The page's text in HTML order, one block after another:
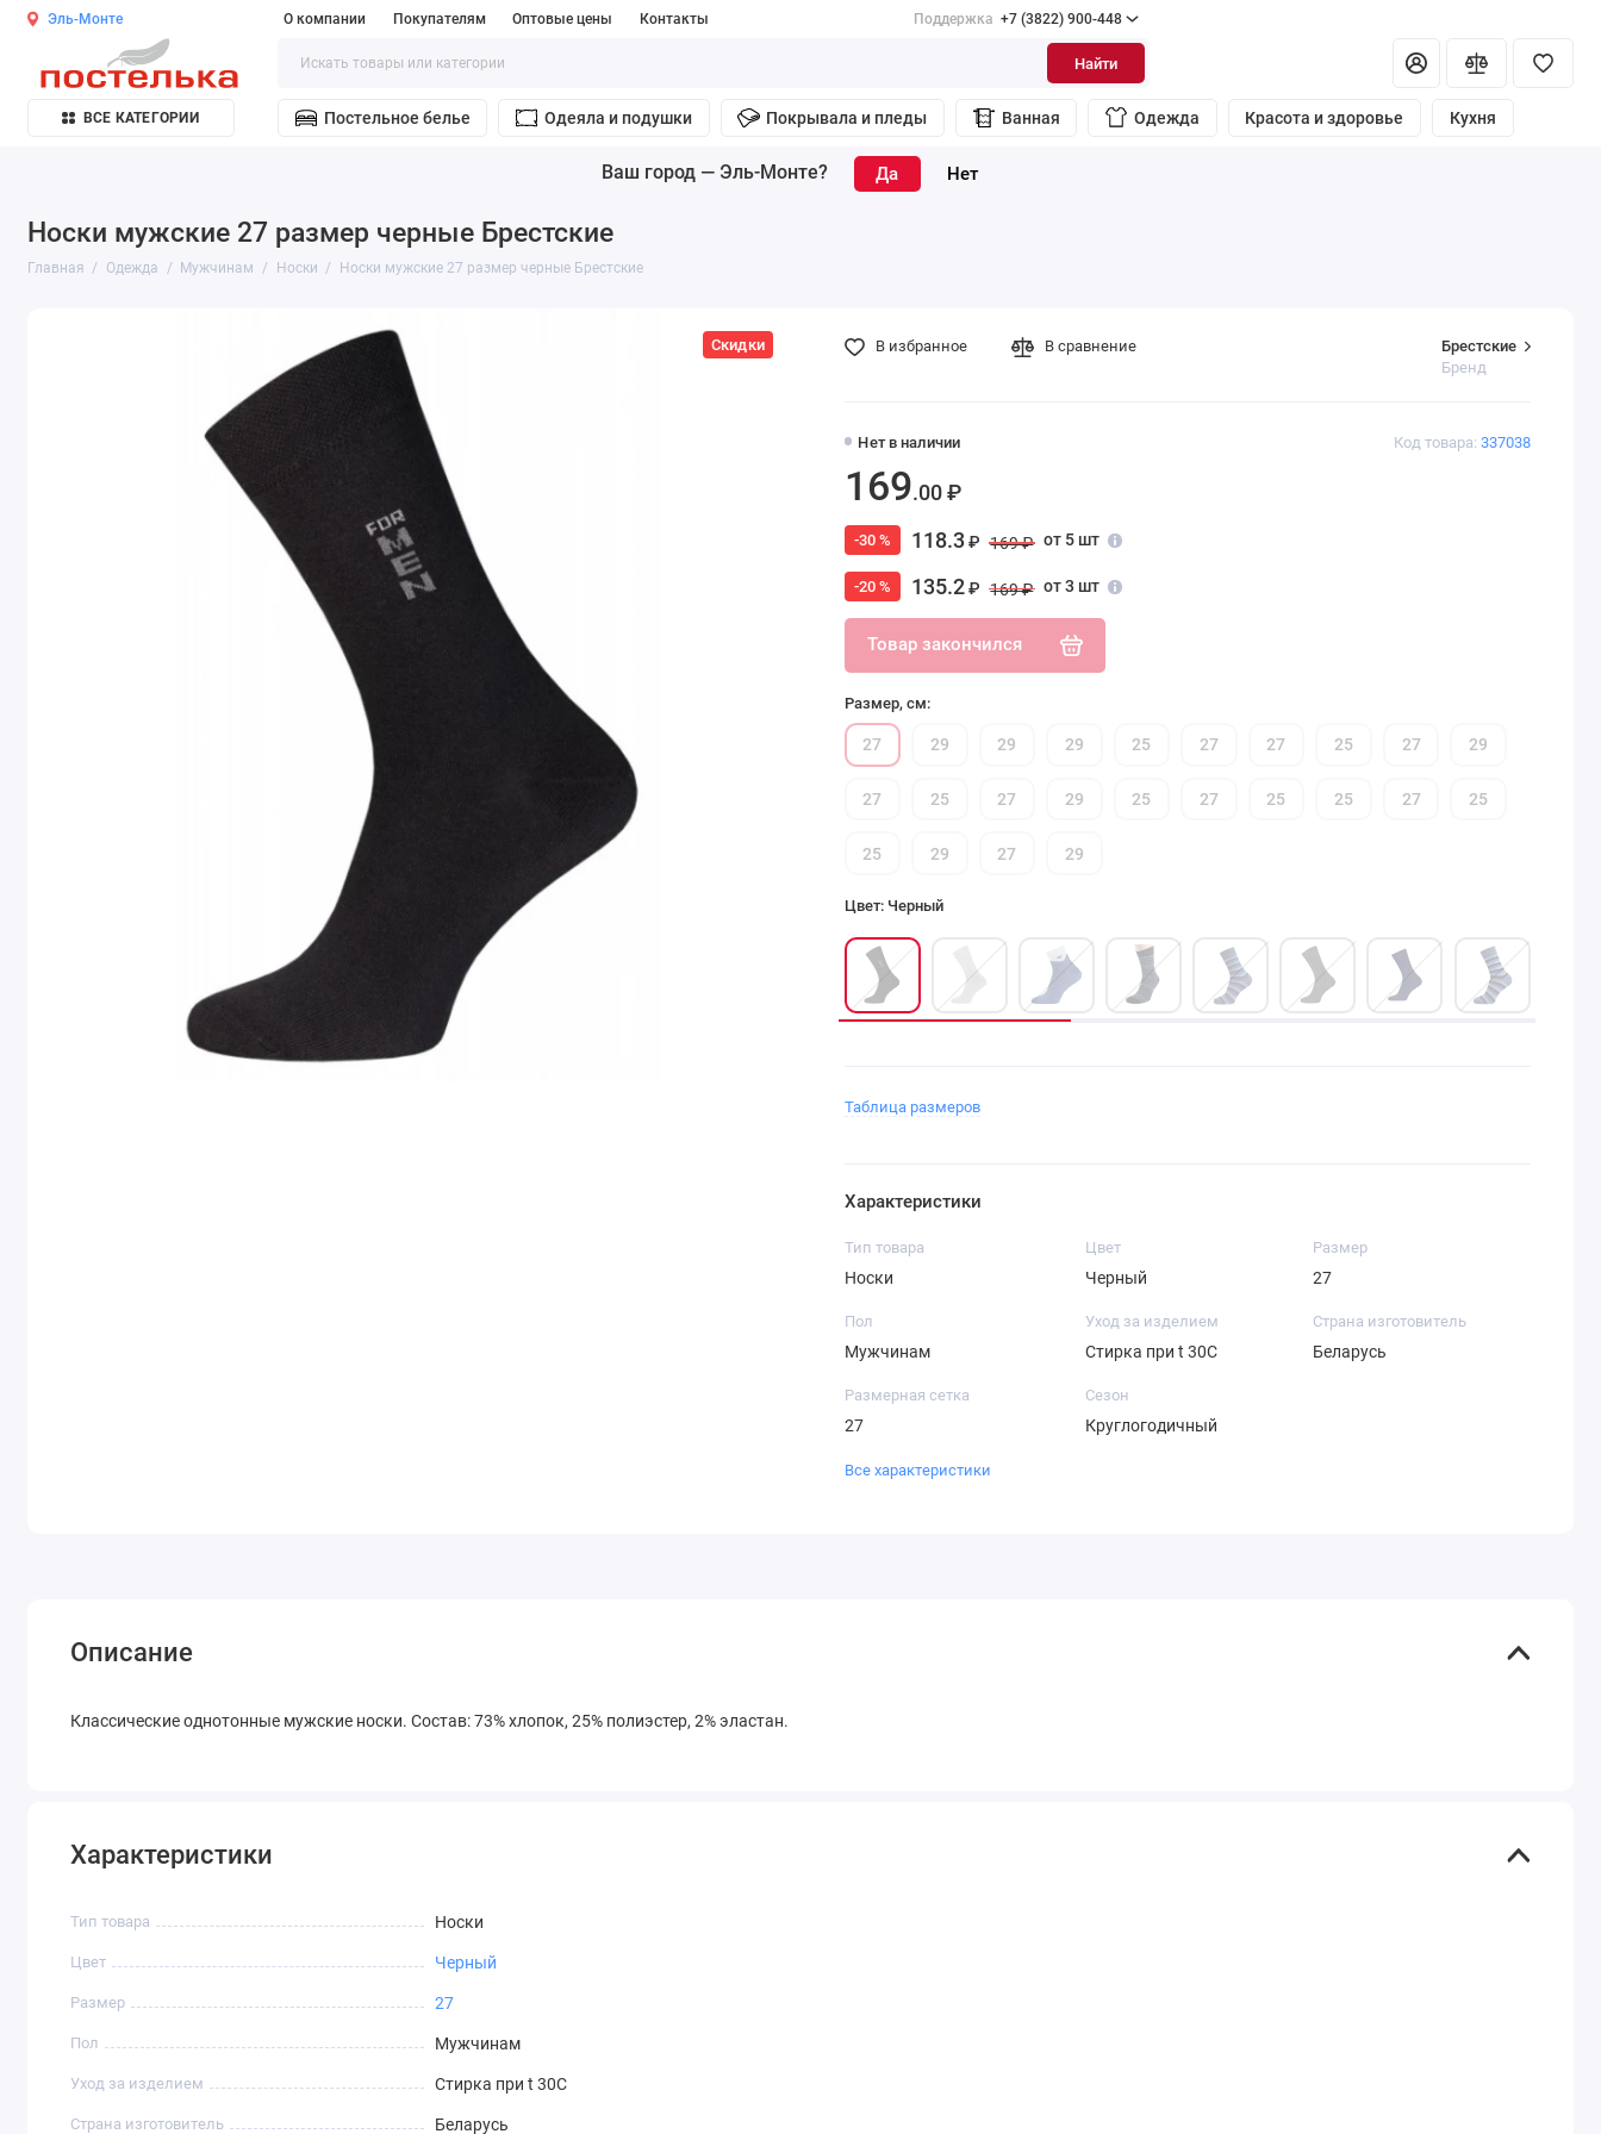
Эль-Монте О компании Покупателям Оптовые цены Контакты Поддержка +7 (3822) 900-448
Найти
ВСЕ КАТЕГОРИИ Постельное белье Одеяла и подушки Покрывала и пледы Ванная Одежда Красота и здоровье Кухня
Ваш город — Эль-Монте?
Носки мужские 27 размер черные Брестские
Главная Одежда Мужчинам Носки Носки мужские 27 размер черные Брестские
Скидки
Код товара: 337038
Брестские
Бренд
Нет в наличии
169.00 ₽
-30 % 118.3₽ 169 ₽ от 5 шт
-20 % 135.2₽ 169 ₽ от 3 шт
Товар закончился
Размер, см:
27 29 29 29 25 27 27 25 27 29
27 25 27 29 25 27 25 25 27 25
25 29 27 29
Цвет: Черный
В избранное В сравнение
Таблица размеров
Характеристики
Тип товара
Носки
Цвет
Черный
Размер
27
Пол
Мужчинам
Уход за изделием
Стирка при t 30С
Страна изготовитель
Беларусь
Размерная сетка
27
Сезон
Круглогодичный
Все характеристики
Описание
Классические однотонные мужские носки. Состав: 73% хлопок, 25% полиэстер, 2% эластан.
Характеристики
Тип товара Носки
Цвет Черный
Размер 27
Пол Мужчинам
Уход за изделием Стирка при t 30С
Страна изготовитель Беларусь